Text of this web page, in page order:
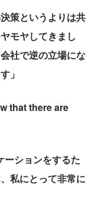
策というよりは共
モヤしてきまし
社で逆の立場にな
」
that there are
ションをするた
私にとって非常に